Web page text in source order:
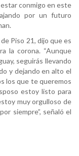
conmigo en este
por un futuro
Piso 21, dijo que es
la corona. “Aunque
seguirás llevando
y dejando en alto el
los que te queremos
estoy listo para
muy orgulloso de
siempre”, señaló el